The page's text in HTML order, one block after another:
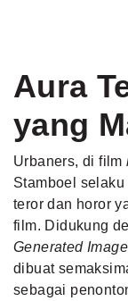
Aura
yang
Urbaners, di film
Stamboel
teror dan horor
film. Didukung
Generated
dibuat
sebagai